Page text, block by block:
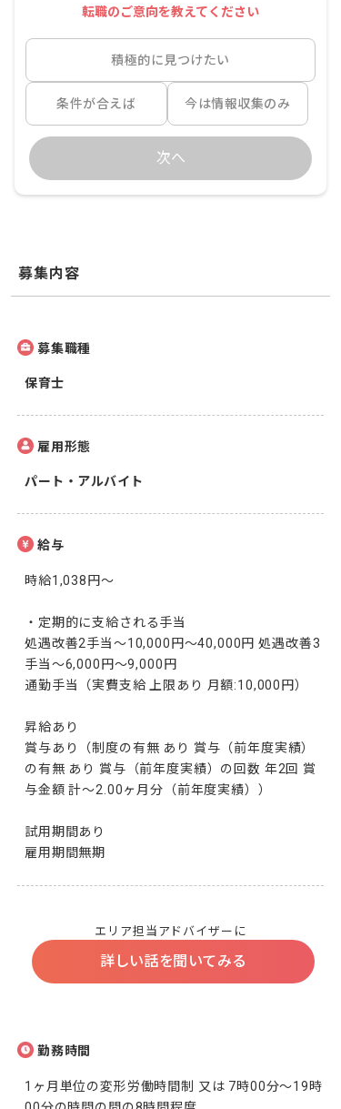
転職のご意向を教えてください
積極的に見つけたい
条件が合えば 今は情報収集のみ
次へ
募集内容
募集職種
保育士
雇用形態
パート・アルバイト
給与
時給1,038円～
・定期的に支給される手当
処遇改善2手当～10,000円～40,000円 処遇改善3
手当～6,000円～9,000円
通勤手当（実費支給 上限あり 月額:10,000円）
昇給あり
賞与あり（制度の有無 あり 賞与（前年度実績）
の有無 あり 賞与（前年度実績）の回数 年2回 賞
与金額 計～2.00ヶ月分（前年度実績））
試用期間あり
雇用期間無期
エリア担当アドバイザーに
詳しい話を聞いてみる
勤務時間
1ヶ月単位の変形労働時間制 又は 7時00分～19時